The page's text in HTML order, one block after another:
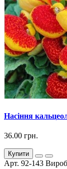
Насіння
36.00 грн.
Купити
Арт. 92-143